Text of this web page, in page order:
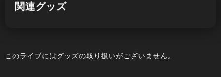
関連グッズ
このライブにはグッズの取り扱いがございません。